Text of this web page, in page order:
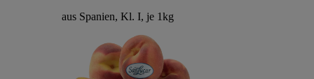
aus Spanien, Kl. I, je 1kg